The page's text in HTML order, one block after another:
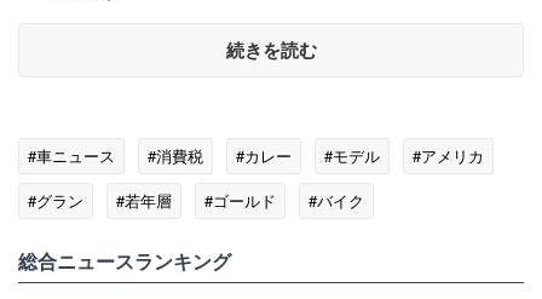
続きを読む
#車ニュース #消費税 #カレー #モデル
#アメリカ
#グラン
#若年層 #ゴールド #バイク
総合ニュースランキング